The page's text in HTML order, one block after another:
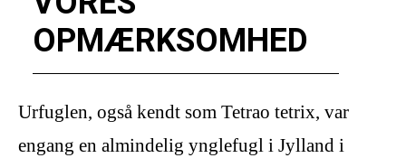
OPMÆRKSOMHED
Urfuglen, også kendt som Tetrao tetrix, var
engang en almindelig ynglefugl i Jylland i